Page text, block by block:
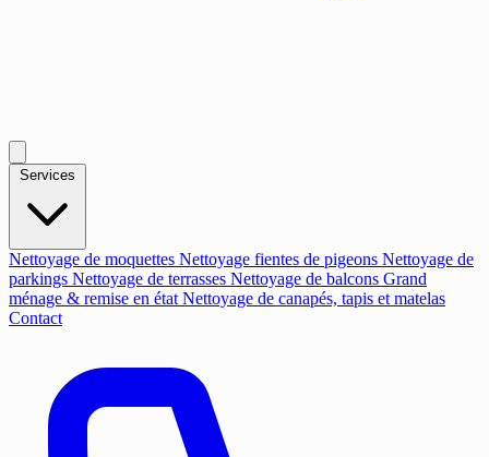
Nettoyage de moquettes Nettoyage fientes de pigeons Nettoyage de
parkings Nettoyage de terrasses Nettoyage de balcons Grand
ménage & remise en état Nettoyage de canapés, tapis et matelas
Contact